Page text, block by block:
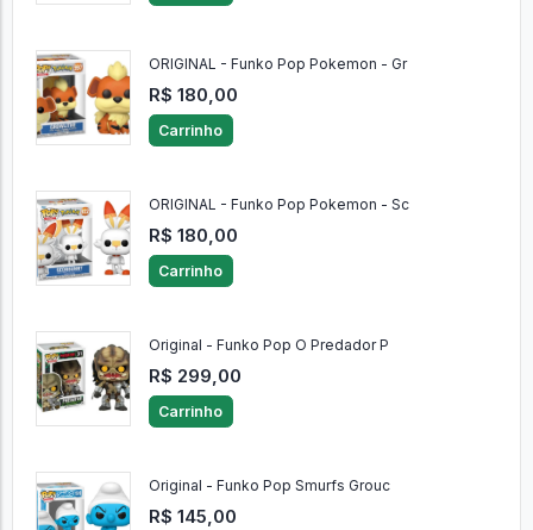
ORIGINAL - Funko Pop Pokemon - Gr
R$ 180,00
Carrinho
ORIGINAL - Funko Pop Pokemon - Sc
R$ 180,00
Carrinho
Original - Funko Pop O Predador P
R$ 299,00
Carrinho
Original - Funko Pop Smurfs Grouc
R$ 145,00